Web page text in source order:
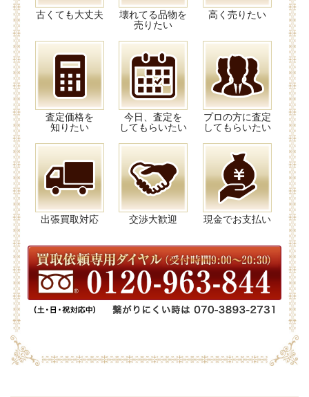
古くても大丈夫
壊れてる品物を
売りたい
高く売りたい
査定価格を
知りたい
今日、査定を
してもらいたい
プロの方に査定
してもらいたい
出張買取対応 交渉大歓迎 現金でお支払い